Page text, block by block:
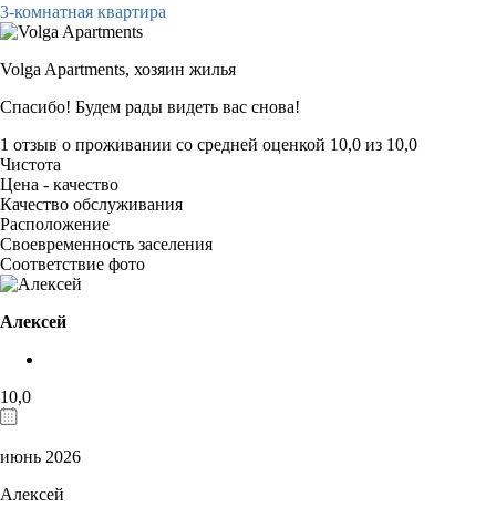
3-комнатная квартира
Volga Apartments, хозяин жилья
Спасибо! Будем рады видеть вас снова!
1 отзыв о проживании со средней оценкой 10,0 из 10,0
Чистота
Цена - качество
Качество обслуживания
Расположение
Своевременность заселения
Соответствие фото
Алексей
10,0
июнь 2026
Алексей